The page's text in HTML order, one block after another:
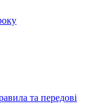
та передові